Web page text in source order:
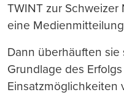
TWINT zur Schweizer
eine
Dann überhäuften sie
Grundlage des
Einsatzmöglichkeiten